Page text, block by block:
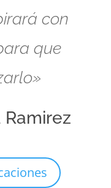
con
que
Ramirez